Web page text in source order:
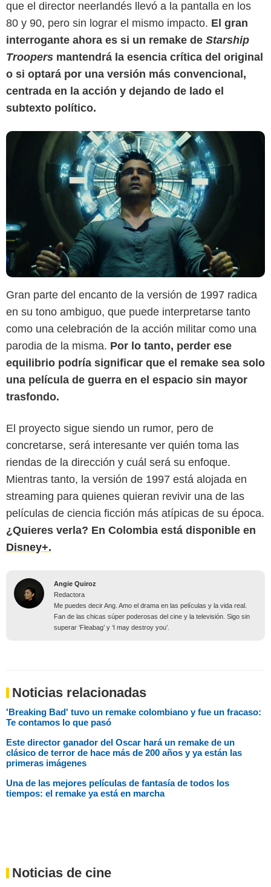
que el director neerlandés llevó a la pantalla en los
80 y 90, pero sin lograr el mismo impacto. El gran
interrogante ahora es si un remake de Starship
Troopers mantendrá la esencia crítica del original
o si optará por una versión más convencional,
centrada en la acción y dejando de lado el
subtexto político.
Gran parte del encanto de la versión de 1997 radica
en su tono ambiguo, que puede interpretarse tanto
como una celebración de la acción militar como una
parodia de la misma. Por lo tanto, perder ese
equilibrio podría significar que el remake sea solo
una película de guerra en el espacio sin mayor
trasfondo.
El proyecto sigue siendo un rumor, pero de
concretarse, será interesante ver quién toma las
riendas de la dirección y cuál será su enfoque.
Mientras tanto, la versión de 1997 está alojada en
streaming para quienes quieran revivir una de las
películas de ciencia ficción más atípicas de su época.
¿Quieres verla? En Colombia está disponible en
Disney+.
Angie Quiroz
Redactora
Me puedes decir Ang. Amo el drama en las películas y la vida real.
Fan de las chicas súper poderosas del cine y la televisión. Sigo sin
superar ‘Fleabag’ y ‘I may destroy you’.
Noticias relacionadas
'Breaking Bad' tuvo un remake colombiano y fue un fracaso:
Te contamos lo que pasó
Este director ganador del Oscar hará un remake de un
clásico de terror de hace más de 200 años y ya están las
primeras imágenes
Una de las mejores películas de fantasía de todos los
tiempos: el remake ya está en marcha
Noticias de cine